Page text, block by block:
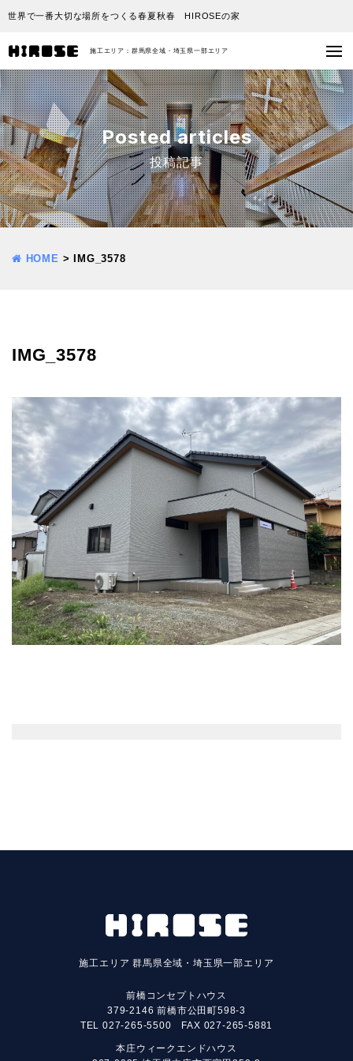
世界で一番大切な場所をつくる春夏秋春 HIROSEの家
施工エリア：群馬県全域・埼玉県一部エリア
Posted articles
投稿記事
HOME > IMG_3578
IMG_3578
施工エリア群馬県全域・埼玉県一部エリア
前橋コンセプトハウス
379-2146 前橋市公田町598-3
TEL 027-265-5500 FAX 027-265-5881
本庄ウィークエンドハウス